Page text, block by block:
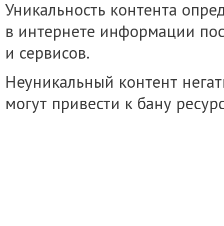
Уникальность контента
в интернете информации
и сервисов.
Неуникальный контент
могут привести к бану